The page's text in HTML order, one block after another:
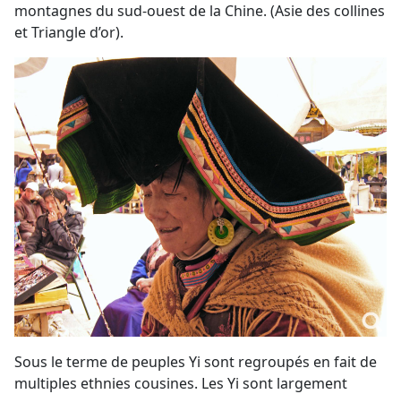
montagnes du sud-ouest de la Chine. (Asie des collines
et Triangle d’or).
Sous le terme de peuples Yi sont regroupés en fait de
multiples ethnies cousines. Les Yi sont largement